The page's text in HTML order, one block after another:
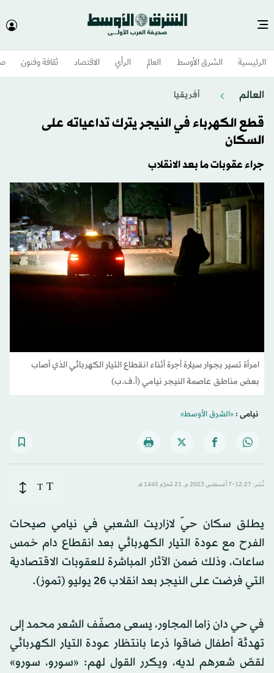
الرئيسية الشرق الأوسط​ العالم الرأي الاقتصاد ثقافة وفنون
العالم أفريقيا
قطع الكهرباء في النيجر يترك تداعياته على
السكان
جراء عقوبات ما بعد الانقلاب
امرأة تسير بجوار سيارة أجرة أثناء انقطاع التيار الكهربائي الذي أصاب
بعض مناطق عاصمة النيجر نيامي (أ.ف.ب)
نيامى :«الشرق الأوسط»
نُشر: 12:27-7 أغسطس 2023 م ـ 21 مُحرَّم 1445 هـ T
T
يطلق سكان حيّ لازاريت الشعبي في نيامي صيحات
الفرح مع عودة التيار الكهربائي بعد انقطاع دام خمس
ساعات، وذلك ضمن الآثار المباشرة للعقوبات الاقتصادية
التي فرضت على النيجر بعد انقلاب 26 يوليو (تموز).
في حي دان زاما المجاور، يسعى مصفّف الشعر محمد إلى
تهدئة أطفال ضاقوا ذرعا بانتظار عودة التيار الكهربائي
لقصّ شعرهم لديه، ويكرر القول لهم: «سورو، سورو»